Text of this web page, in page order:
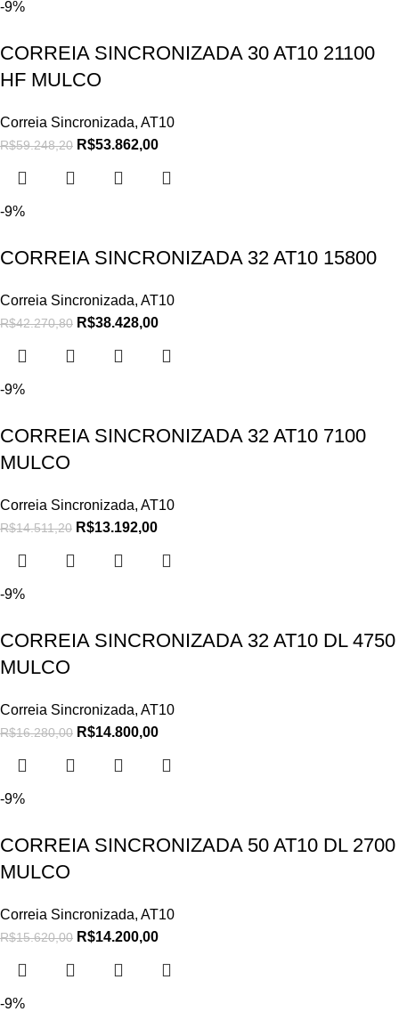
-9%
CORREIA SINCRONIZADA 30 AT10 21100
HF MULCO
Correia Sincronizada, AT10
R$59.248,20 R$53.862,00
-9%
CORREIA SINCRONIZADA 32 AT10 15800
Correia Sincronizada, AT10
R$42.270,80 R$38.428,00
-9%
CORREIA SINCRONIZADA 32 AT10 7100
MULCO
Correia Sincronizada, AT10
R$14.511,20 R$13.192,00
-9%
CORREIA SINCRONIZADA 32 AT10 DL 4750
MULCO
Correia Sincronizada, AT10
R$16.280,00 R$14.800,00
-9%
CORREIA SINCRONIZADA 50 AT10 DL 2700
MULCO
Correia Sincronizada, AT10
R$15.620,00 R$14.200,00
-9%